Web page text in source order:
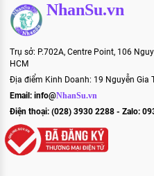
NhanSu.vn
Trụ sở: P.702A, Centre Point, 106
HCM
Địa điểm Kinh Doanh: 19 Nguyễn Gia
Email: info@NhanSu.vn
Điện thoại: (028) 3930 2288 - Zalo: